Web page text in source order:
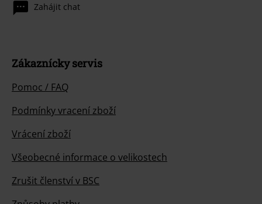
Zahájit chat
Zákaznícky servis
Pomoc / FAQ
Podmínky vracení zboží
Vrácení zboží
Všeobecné informace o velikostech
Zrušit členství v BSC